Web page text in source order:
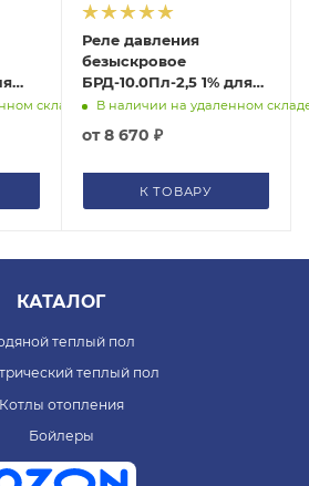
складе
Реле давления
безыскровое
БРД-10.0Пл-2,5 1% для
систем полива с
Акваконтроль
В наличии на удаленном
от8 670 ₽
К ТОВАРУ
КАТАЛОГ
теплый пол
теплый пол
Котлы отопления
Бойлеры